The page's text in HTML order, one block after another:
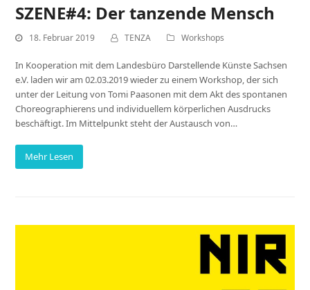
SZENE#4: Der tanzende Mensch
18. Februar 2019 TENZA Workshops
In Kooperation mit dem Landesbüro Darstellende Künste Sachsen
e.V. laden wir am 02.03.2019 wieder zu einem Workshop, der sich
unter der Leitung von Tomi Paasonen mit dem Akt des spontanen
Choreographierens und individuellem körperlichen Ausdrucks
beschäftigt. Im Mittelpunkt steht der Austausch von…
Mehr Lesen